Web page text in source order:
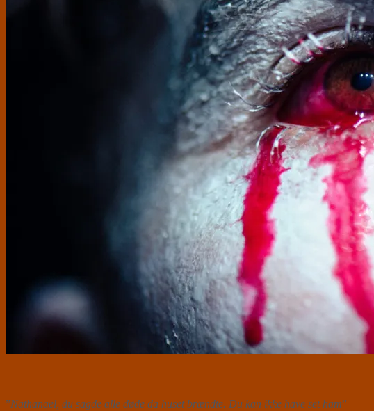
”Nathanael, du sagde alle døde da huset brændte. Du kan ikke have set ham”